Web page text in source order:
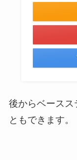
後からベースス
ともできます。